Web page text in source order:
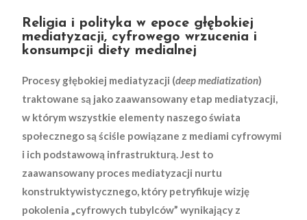
Religia i polityka w epoce głębokiej
mediatyzacji, cyfrowego wrzucenia i
konsumpcji diety medialnej
Procesy głębokiej mediatyzacji (deep mediatization)
traktowane są jako zaawansowany etap mediatyzacji,
w którym wszystkie elementy naszego świata
społecznego są ściśle powiązane z mediami cyfrowymi
i ich podstawową infrastrukturą. Jest to
zaawansowany proces mediatyzacji nurtu
konstruktywistycznego, który petryfikuje wizję
pokolenia „cyfrowych tubylców” wynikający z